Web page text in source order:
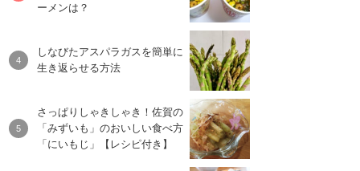
ーメンは？
しなびたアスパラガスを簡単に
生き返らせる方法
さっぱりしゃきしゃき！佐賀の
「みずいも」のおいしい食べ方
「にいもじ」【レシピ付き】